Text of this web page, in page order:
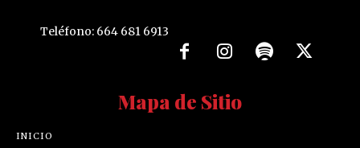
Teléfono: 664 681 6913
Mapa de Sitio
INICIO